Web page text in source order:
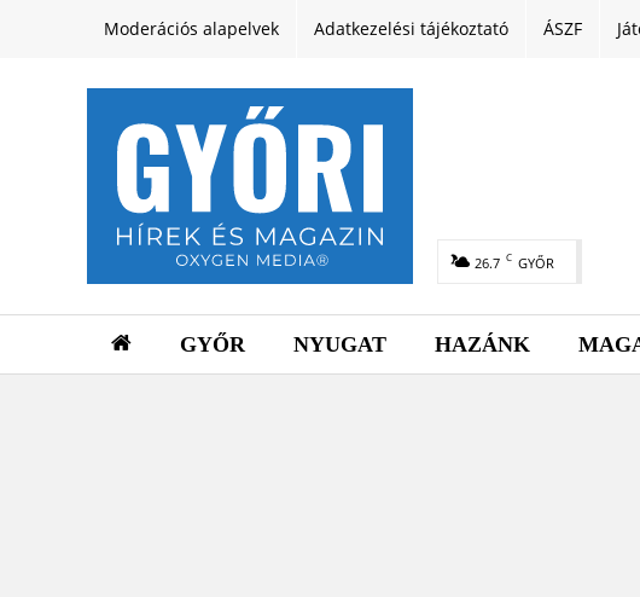
Moderációs alapelvek Adatkezelési tájékoztató ÁSZF
26.7 C GYŐR
GYŐR NYUGAT HAZÁNK